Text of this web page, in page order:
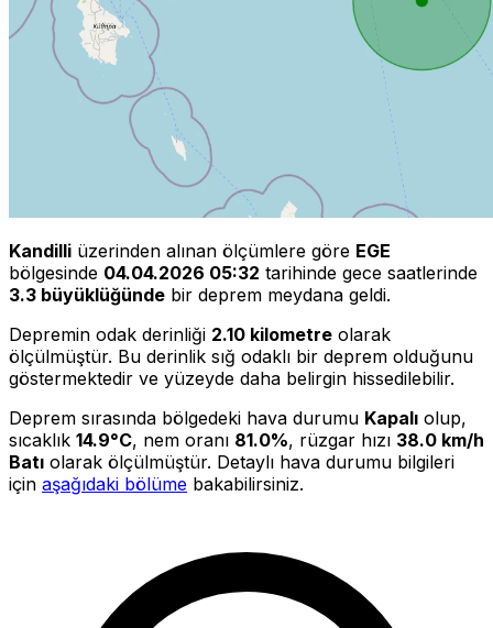
Kandilli üzerinden alınan ölçümlere göre EGE
bölgesinde 04.04.2026 05:32 tarihinde gece saatlerinde
3.3 büyüklüğünde bir deprem meydana geldi.
Depremin odak derinliği 2.10 kilometre olarak
ölçülmüştür. Bu derinlik sığ odaklı bir deprem olduğunu
göstermektedir ve yüzeyde daha belirgin hissedilebilir.
Deprem sırasında bölgedeki hava durumu Kapalı olup,
sıcaklık 14.9°C, nem oranı 81.0%, rüzgar hızı 38.0 km/h
Batı olarak ölçülmüştür. Detaylı hava durumu bilgileri
için aşağıdaki bölüme bakabilirsiniz.